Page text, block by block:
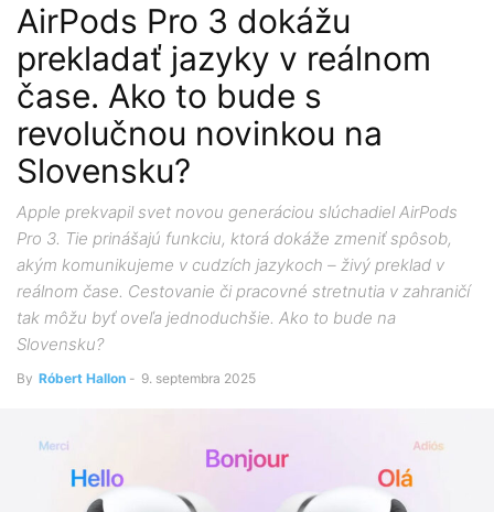
AirPods Pro 3 dokážu
prekladať jazyky v reálnom
čase. Ako to bude s
revolučnou novinkou na
Slovensku?
Apple prekvapil svet novou generáciou slúchadiel AirPods
Pro 3. Tie prinášajú funkciu, ktorá dokáže zmeniť spôsob,
akým komunikujeme v cudzích jazykoch – živý preklad v
reálnom čase. Cestovanie či pracovné stretnutia v zahraničí
tak môžu byť oveľa jednoduchšie. Ako to bude na
Slovensku?
By Róbert Hallon - 9. septembra 2025